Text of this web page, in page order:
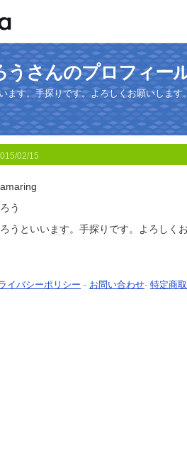
うさんのプロフィー
ます。手探りです。よろしくお願いします
02/15
う
うといいます。手探りです。よろしく
イバシーポリシー - お問い合わせ- 特定商